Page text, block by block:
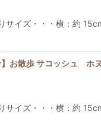
イズ・・・横：約
】お散歩 サコッシュ ホヌ
イズ・・・横：約